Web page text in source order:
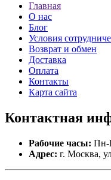
Главная
О нас
Блог
Условия
Возврат и обмен
Доставка
Оплата
Контакты
Карта сайта
Контактная
Рабочие часы: Пн-
Адрес: г. Москва,